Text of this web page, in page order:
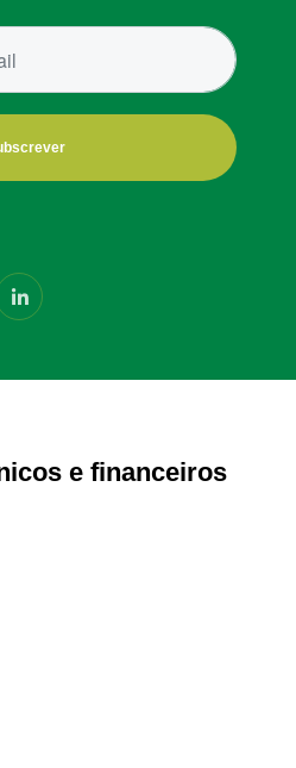
e financeiros